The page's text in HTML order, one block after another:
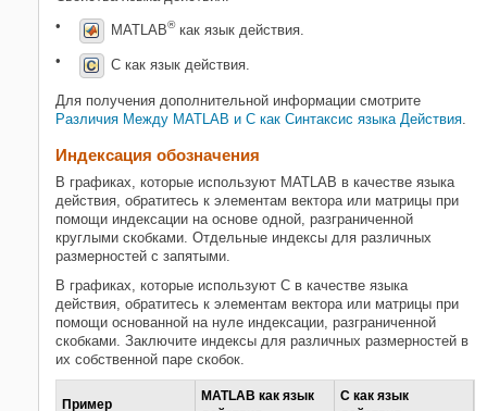
Симуляция в Simulink
C язык действия
Поддерживаемые операции для
векторов и матриц
Индексация обозначения
Бинарные операции
Унарные операции и действия
Операции присвоения
Выполните матричную арифметику
при помощи функций MATLAB
Похожие темы
MATLAB®как язык действия.
C как язык действия.
Для получения дополнительной информации смотрите
Различия Между MATLAB и C как Синтаксис языка Действия.
Индексация обозначения
В графиках, которые используют MATLAB в качестве языка
действия, обратитесь к элементам вектора или матрицы при
помощи индексации на основе одной, разграниченной
круглыми скобками. Отдельные индексы для различных
размерностей с запятыми.
В графиках, которые используют C в качестве языка
действия, обратитесь к элементам вектора или матрицы при
помощи основанной на нуле индексации, разграниченной
скобками. Заключите индексы для различных размерностей в
их собственной паре скобок.
Пример
MATLAB как язык
C как язык